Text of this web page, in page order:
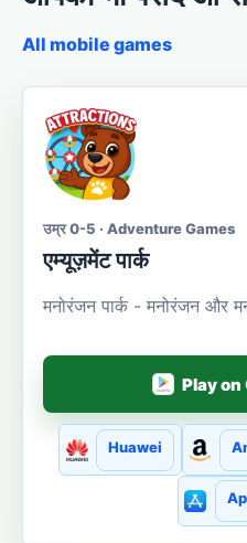
All mobile games
उम्र 0-5 · Adventure Games
एम्यूज़मेंट पार्क
मनोरंजन पार्क - मनोरंजन और
Play on
Huawei